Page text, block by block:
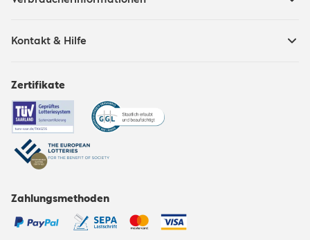
Kontakt & Hilfe
Zertifikate
Zahlungsmethoden